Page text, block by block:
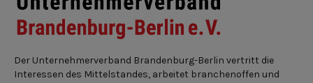
Der Unternehmerverband Brandenburg-Berlin vertritt die
Interessen des Mittelstandes, arbeitet branchenoffen und